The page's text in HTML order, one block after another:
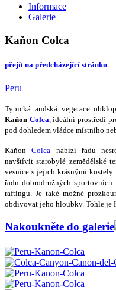
Informace
Galerie
Kaňon Colca
přejít na předcházející stránku
Peru
Typická andská vegetace
Kaňon Colca , ideální prostředí
pod dohledem vládce místního
KaňonColca nabízí řadu
navštívit starobylé zemědělské
vesnice s jejich krásnými
řadu dobrodružných
raftingu. Je také možné
obdivovat jeho hloubky. Tohle je
Nakoukněte do galerie